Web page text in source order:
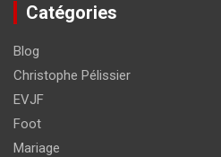
Catégories
Blog
Christophe Pélissier
EVJF
Foot
Mariage